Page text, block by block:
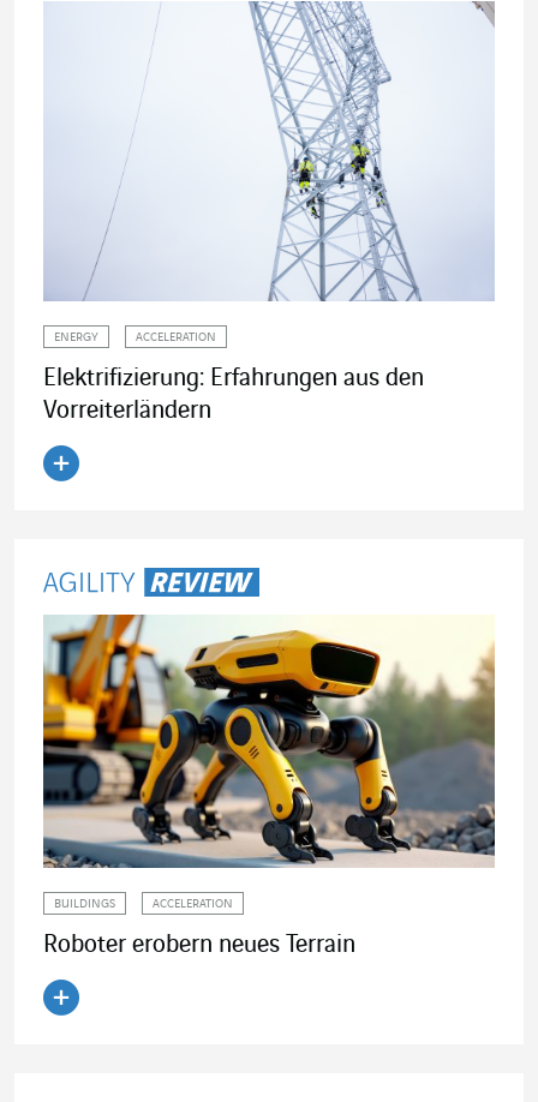
ENERGY ACCELERATION
Elektrifizierung: Erfahrungen aus den
Vorreiterländern
BUILDINGS ACCELERATION
Roboter erobern neues Terrain